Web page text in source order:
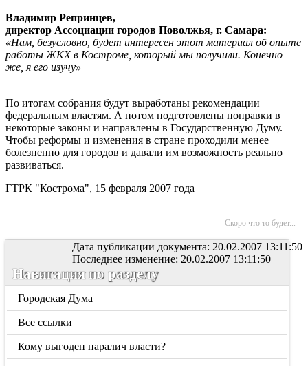
Владимир Репринцев,
директор Ассоциации городов Поволжья, г. Самара:
«Нам, безусловно, будет интересен этот материал об опыте
работы ЖКХ в Костроме, который мы получили. Конечно
же, я его изучу»
По итогам собрания будут выработаны рекомендации
федеральным властям. А потом подготовлены поправки в
некоторые законы и направлены в Государственную Думу.
Чтобы реформы и изменения в стране проходили менее
болезненно для городов и давали им возможность реально
развиваться.
ГТРК "Кострома", 15 февраля 2007 года
Скоро что то будет...
Дата публикации документа: 20.02.2007 13:11:50
Последнее изменение: 20.02.2007 13:11:50
Навигация по разделу
Городская Дума
Все ссылки
Кому выгоден паралич власти?